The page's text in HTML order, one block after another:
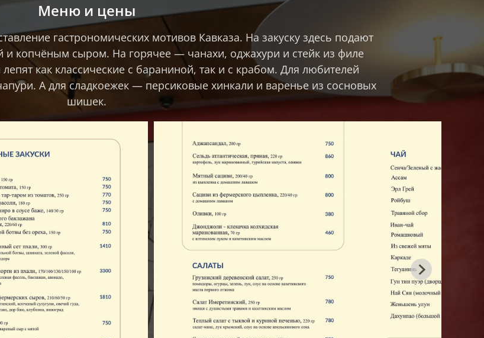
Меню и цены
гастрономических мотивов Кавказа. На закуску здесь подают
и копчёным сыром. На горячее — чанахи, оджахури и стейк из филе
как классические с бараниной, так и с крабом. Для любителей
А для сладкоежек — персиковые хинкали и варенье из сосновых
шишек.